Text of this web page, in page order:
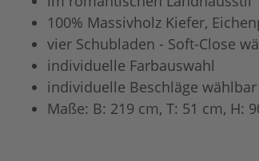
100% Massivholz Kiefer,
vier Schubladen - Soft-Close
individuelle Farbauswahl
individuelle Beschläge wählbar
Maße: B: 219 cm, T: 51 cm, H: